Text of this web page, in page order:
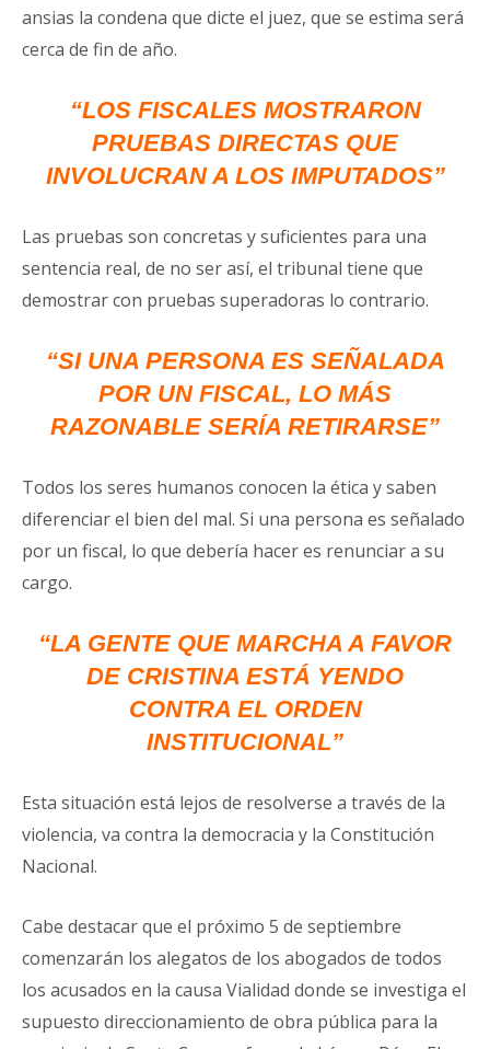
ansias la condena que dicte el juez, que se estima será
cerca de fin de año.
“LOS FISCALES MOSTRARON
PRUEBAS DIRECTAS QUE
INVOLUCRAN A LOS IMPUTADOS”
Las pruebas son concretas y suficientes para una
sentencia real, de no ser así, el tribunal tiene que
demostrar con pruebas superadoras lo contrario.
“SI UNA PERSONA ES SEÑALADA
POR UN FISCAL, LO MÁS
RAZONABLE SERÍA RETIRARSE”
Todos los seres humanos conocen la ética y saben
diferenciar el bien del mal. Si una persona es señalado
por un fiscal, lo que debería hacer es renunciar a su
cargo.
“LA GENTE QUE MARCHA A FAVOR
DE CRISTINA ESTÁ YENDO
CONTRA EL ORDEN
INSTITUCIONAL”
Esta situación está lejos de resolverse a través de la
violencia, va contra la democracia y la Constitución
Nacional.
Cabe destacar que el próximo 5 de septiembre
comenzarán los alegatos de los abogados de todos
los acusados en la causa Vialidad donde se investiga el
supuesto direccionamiento de obra pública para la